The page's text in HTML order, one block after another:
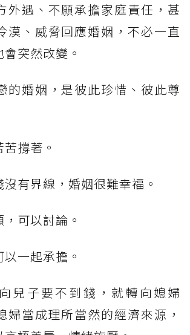
外遇、不願承擔家庭責任，甚
漠、威脅回應婚姻，不必一直
突然改變。
的婚姻，是彼此珍惜、彼此尊
撐著。
有界線，婚姻很難幸福。
可以討論。
一起承擔。
兒子要不到錢，就轉向媳婦
婦當成理所當然的經濟來源，